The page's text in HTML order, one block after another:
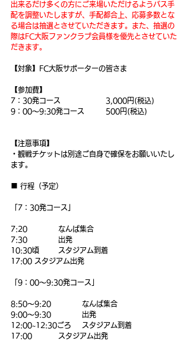
出来るだけ多くの方にご来場いただけるようバス手
配を調整いたしますが、手配都合上、応募多数とな
る場合は抽選とさせていただきます。また、抽選の
際はFC大阪ファンクラブ会員様を優先とさせていた
だきます。
【対象】FC大阪サポーターの皆さま
【参加費】
7：30発コース		3,000円(税込)
9：00〜9:30発コース	500円(税込)
【注意事項】
・観戦チケットは別途ご自身で確保をお願いいたし
ます。
■ 行程（予定）
「7：30発コース」
7:20		なんば集合
7:30		出発
10:30頃	スタジアム到着
17:00	スタジアム出発
「9：00〜9:30発コース」
8:50〜9:20		なんば集合
9:00〜9:30		出発
12:00~12:30ごろ	スタジアム到着
17:00		スタジアム出発